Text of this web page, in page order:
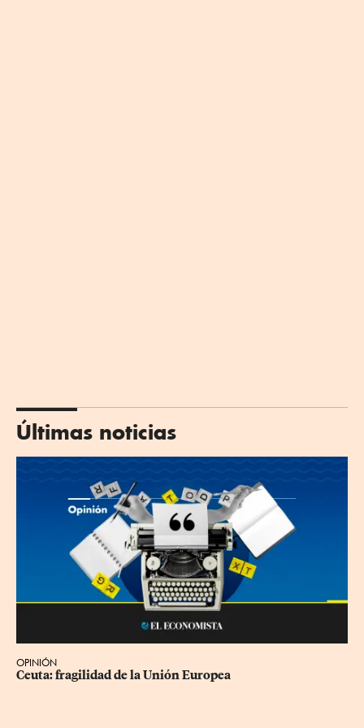
Últimas noticias
OPINIÓN
Ceuta: fragilidad de la Unión Europea